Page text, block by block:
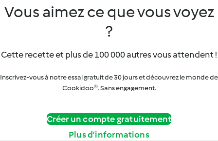
Vous aimez ce que vous voyez
?
Cette recette et plus de 100 000 autres vous attendent !
Inscrivez-vous à notre essai gratuit de 30 jours et découvrez le monde de
Cookidoo®. Sans engagement.
Créer un compte gratuitement
Plus d’informations